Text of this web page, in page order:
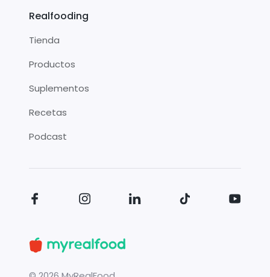
Realfooding
Tienda
Productos
Suplementos
Recetas
Podcast